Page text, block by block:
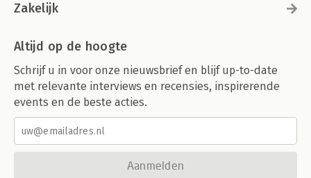
Zakelijk
Altijd op de hoogte
Schrijf u in voor onze nieuwsbrief en blijf up-to-date
met relevante interviews en recensies, inspirerende
events en de beste acties.
Aanmelden